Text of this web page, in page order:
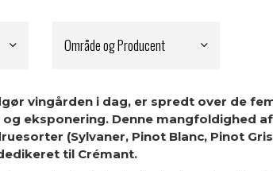
Område og Producent
vingården i dag, er spredt over de
eksponering. Denne mangfoldighed
(Sylvaner, Pinot Blanc, Pinot
til Crémant.